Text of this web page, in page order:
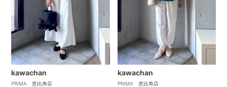
kawachan
PRIMA 恵比寿店
kawachan
PRIMA 恵比寿店